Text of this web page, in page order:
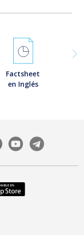
Factsheet
en Inglés